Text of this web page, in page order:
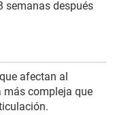
semanas después
afectan al
más compleja que